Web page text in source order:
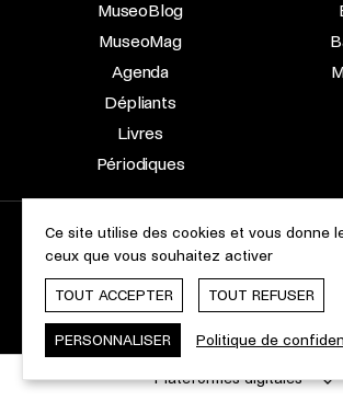
Plateformes digitales
MuseoBlog
MuseoMag
Agenda
Dépliants
Livres
Périodiques
2023 © Le Musée national d’archéologie,
À propos du site
Accessibilité
Charte des cookies
Ce site utilise des cookies et vous donne
ceux que vous souhaitez activer
TOUT ACCEPTER TOUT REFUSER
PERSONNALISER Politique de